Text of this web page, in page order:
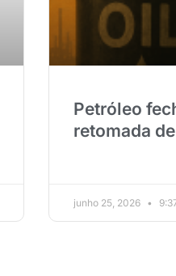
Petróleo
retomada
junho 25, 2026